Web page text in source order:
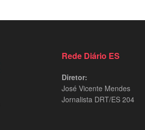
Rede Diário ES
Diretor:
José Vicente Mendes
Jornalista DRT/ES 204